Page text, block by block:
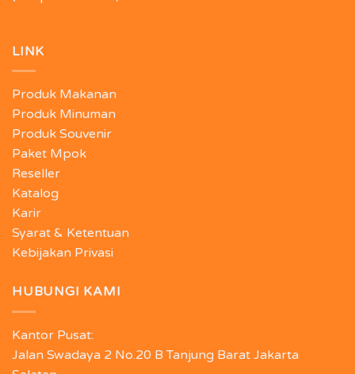
LINK
Produk Makanan
Produk Minuman
Produk Souvenir
Paket Mpok
Reseller
Katalog
Karir
Syarat & Ketentuan
Kebijakan Privasi
HUBUNGI KAMI
Kantor Pusat:
Jalan Swadaya 2 No.20 B Tanjung Barat Jakarta